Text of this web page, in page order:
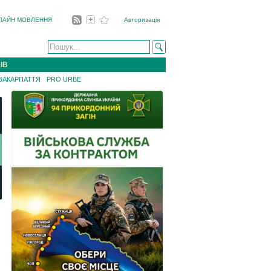
МОВЛЕННЯ
Авторизація
PRO URBE